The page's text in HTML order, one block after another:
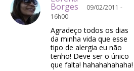
Borges
09/02/2011 -
16h00
Agradeço todos os dias
da minha vida que esse
tipo de alergia eu não
tenho! Deve ser o único
que falta! hahahahahaha!